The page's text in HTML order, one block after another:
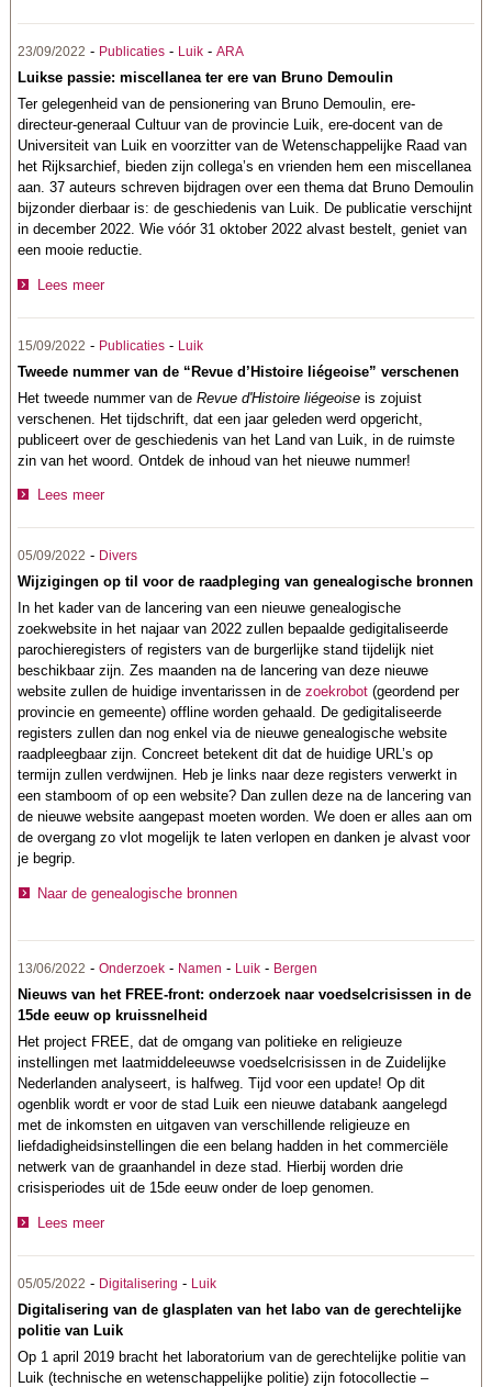
23/09/2022 - Publicaties - Luik -ARA
Luikse passie: miscellanea ter ere van Bruno Demoulin
Ter gelegenheid van de pensionering van Bruno Demoulin, ere-
directeur-generaal Cultuur van de provincie Luik, ere-docent van de
Universiteit van Luik en voorzitter van de Wetenschappelijke Raad van
het Rijksarchief, bieden zijn collega’s en vrienden hem een miscellanea
aan. 37 auteurs schreven bijdragen over een thema dat Bruno Demoulin
bijzonder dierbaar is: de geschiedenis van Luik. De publicatie verschijnt
in december 2022. Wie vóór 31 oktober 2022 alvast bestelt, geniet van
een mooie reductie.
Lees meer
15/09/2022 - Publicaties - Luik
Tweede nummer van de “Revue d’Histoire liégeoise” verschenen
Het tweede nummer van deRevue d'Histoire liégeoise is zojuist
verschenen. Het tijdschrift, dat een jaar geleden werd opgericht,
publiceert over de geschiedenis van het Land van Luik, in de ruimste
zin van het woord. Ontdek de inhoud van het nieuwe nummer!
Lees meer
05/09/2022 - Divers
Wijzigingen op til voor de raadpleging van genealogische bronnen
In het kader van de lancering van een nieuwe genealogische
zoekwebsite in het najaar van 2022 zullen bepaalde gedigitaliseerde
parochieregisters of registers van de burgerlijke stand tijdelijk niet
beschikbaar zijn. Zes maanden na de lancering van deze nieuwe
website zullen de huidige inventarissen in dezoekrobot (geordend per
provincie en gemeente) offline worden gehaald. De gedigitaliseerde
registers zullen dan nog enkel via de nieuwe genealogische website
raadpleegbaar zijn. Concreet betekent dit dat de huidige URL’s op
termijn zullen verdwijnen. Heb je links naar deze registers verwerkt in
een stamboom of op een website? Dan zullen deze na de lancering van
de nieuwe website aangepast moeten worden. We doen er alles aan om
de overgang zo vlot mogelijk te laten verlopen en danken je alvast voor
je begrip.
Naar de genealogische bronnen
13/06/2022 -Onderzoek - Namen - Luik - Bergen
Nieuws van het FREE-front: onderzoek naar voedselcrisissen in de
15de eeuw op kruissnelheid
Het project FREE, dat de omgang van politieke en religieuze
instellingen met laatmiddeleeuwse voedselcrisissen in de Zuidelijke
Nederlanden analyseert, is halfweg. Tijd voor een update! Op dit
ogenblik wordt er voor de stad Luik een nieuwe databank aangelegd
met de inkomsten en uitgaven van verschillende religieuze en
liefdadigheidsinstellingen die een belang hadden in het commerciële
netwerk van de graanhandel in deze stad. Hierbij worden drie
crisisperiodes uit de 15de eeuw onder de loep genomen.
Lees meer
05/05/2022 - Digitalisering - Luik
Digitalisering van de glasplaten van het labo van de gerechtelijke
politie van Luik
Op 1 april 2019 bracht het laboratorium van de gerechtelijke politie van
Luik (technische en wetenschappelijke politie) zijn fotocollectie –